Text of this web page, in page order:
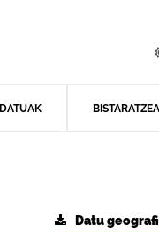
DATUAK
Datu